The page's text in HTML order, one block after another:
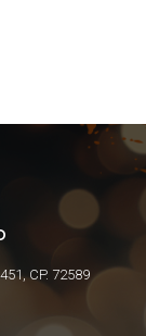
CP. 72589